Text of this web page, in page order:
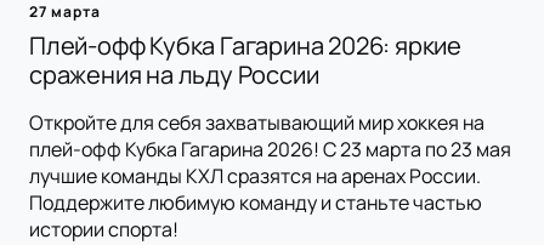
27 марта
Плей-офф Кубка Гагарина 2026: яркие
сражения на льду России
Откройте для себя захватывающий мир хоккея на
плей-офф Кубка Гагарина 2026! С 23 марта по 23 мая
лучшие команды КХЛ сразятся на аренах России.
Поддержите любимую команду и станьте частью
истории спорта!